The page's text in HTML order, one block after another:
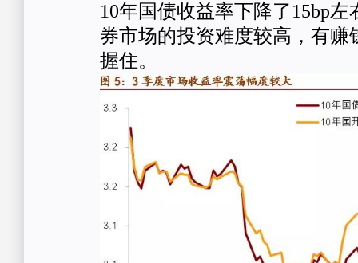
10年国债收益率下降了15bp
券市场的投资难度较高，有赚
握住。